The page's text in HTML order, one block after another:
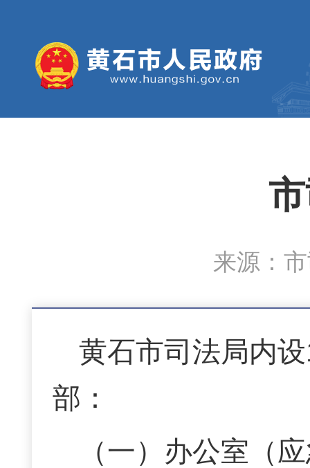
来源：
黄石市司法局内
部：
（一）办公室（